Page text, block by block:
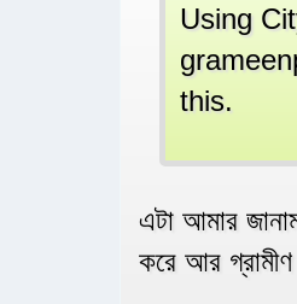
Using
this.
এটা আমার
করে আর